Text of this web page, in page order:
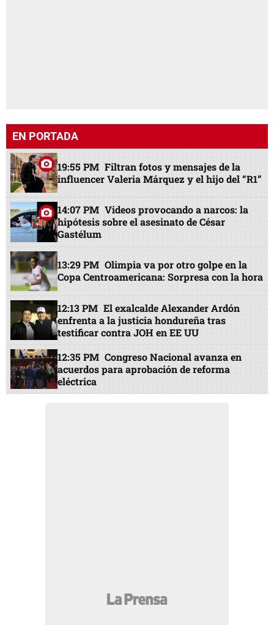
EN PORTADA
19:55 PM Filtran fotos y mensajes de la
influencer Valeria Márquez y el hijo del “R1”
14:07 PM Videos provocando a narcos: la
hipótesis sobre el asesinato de César
Gastélum
13:29 PM Olimpia va por otro golpe en la
Copa Centroamericana: Sorpresa con la hora
12:13 PM El exalcalde Alexander Ardón
enfrenta a la justicia hondureña tras
testificar contra JOH en EE UU
12:35 PM Congreso Nacional avanza en
acuerdos para aprobación de reforma
eléctrica